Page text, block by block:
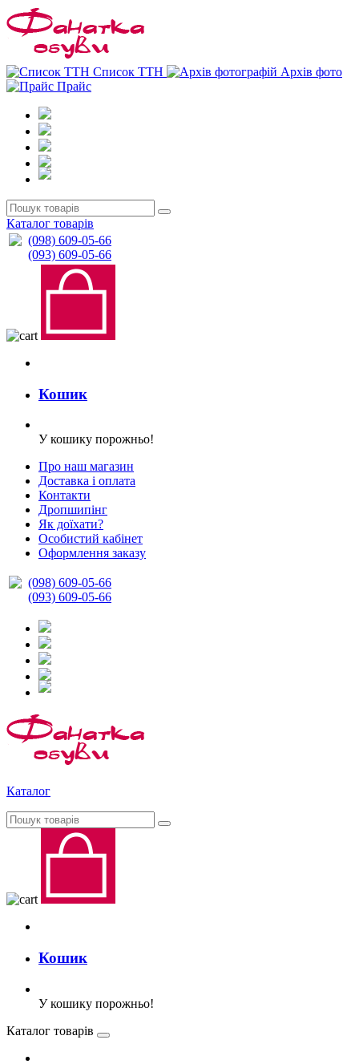
Список ТТН
Архів фото
Прайс
Каталог товарів
(098) 609-05-66
(093) 609-05-66
Кошик
У кошику порожньо!
Про наш магазин
Доставка і оплата
Контакти
Дропшипінг
Як доїхати?
Особистий кабінет
Оформлення заказу
(098) 609-05-66
(093) 609-05-66
Каталог
Кошик
У кошику порожньо!
Каталог товарів